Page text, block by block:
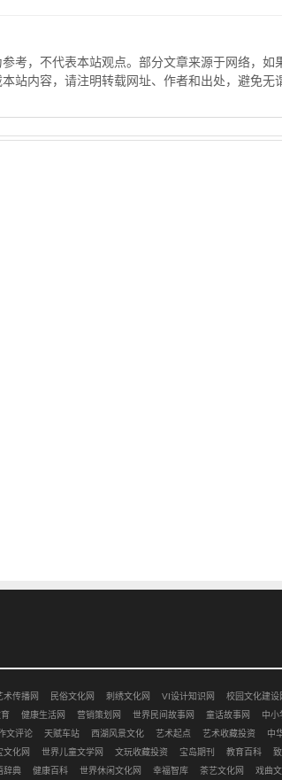
考，不代表本站观点。部分文章来源于网络，如
站内容，请注明转载网址、作者和出处，避免无
术传播网 民俗文化网 刺绣文化网 VI设计知识网 校园文化建设
健康生活网 营销策划网 世界民间故事网 童话故事网 中小
文评论 天赋车站 西湖风景文化 艺术起点 艺术收藏投资 中
文化网 世界儿童文学网 文玩收藏投资 宝岛期刊 教育百科
辞典 健康百科 世界休闲文化网 幸福智库 茶艺文化网 戏曲